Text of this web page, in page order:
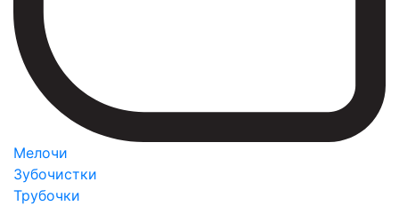
Мелочи
Зубочистки
Трубочки